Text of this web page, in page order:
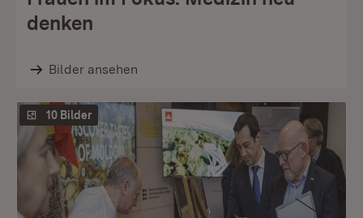
denken
Bilder ansehen
10 Bilder